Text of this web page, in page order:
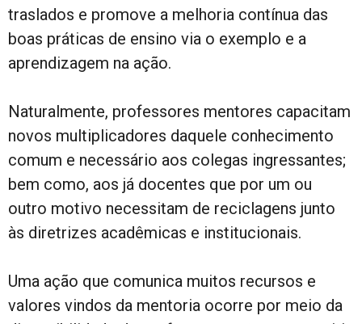
traslados e promove a melhoria contínua das
boas práticas de ensino via o exemplo e a
aprendizagem na ação.
Naturalmente, professores mentores capacitam
novos multiplicadores daquele conhecimento
comum e necessário aos colegas ingressantes;
bem como, aos já docentes que por um ou
outro motivo necessitam de reciclagens junto
às diretrizes acadêmicas e institucionais.
Uma ação que comunica muitos recursos e
valores vindos da mentoria ocorre por meio da